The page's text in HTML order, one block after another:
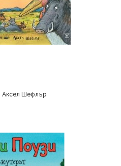
Аксел Шефлър